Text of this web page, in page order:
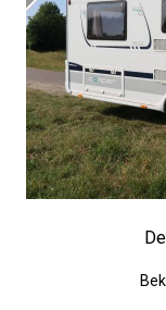
Over N57 Caravans